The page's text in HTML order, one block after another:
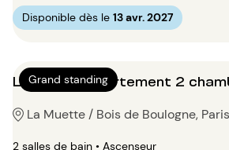
Disponible dès le 13 avr. 2027
Grand standing
Location Appartement 2
La Muette / Bois de Boulogne,
2 salles de bain • Ascenseur